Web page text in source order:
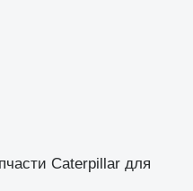
Caterpillar для